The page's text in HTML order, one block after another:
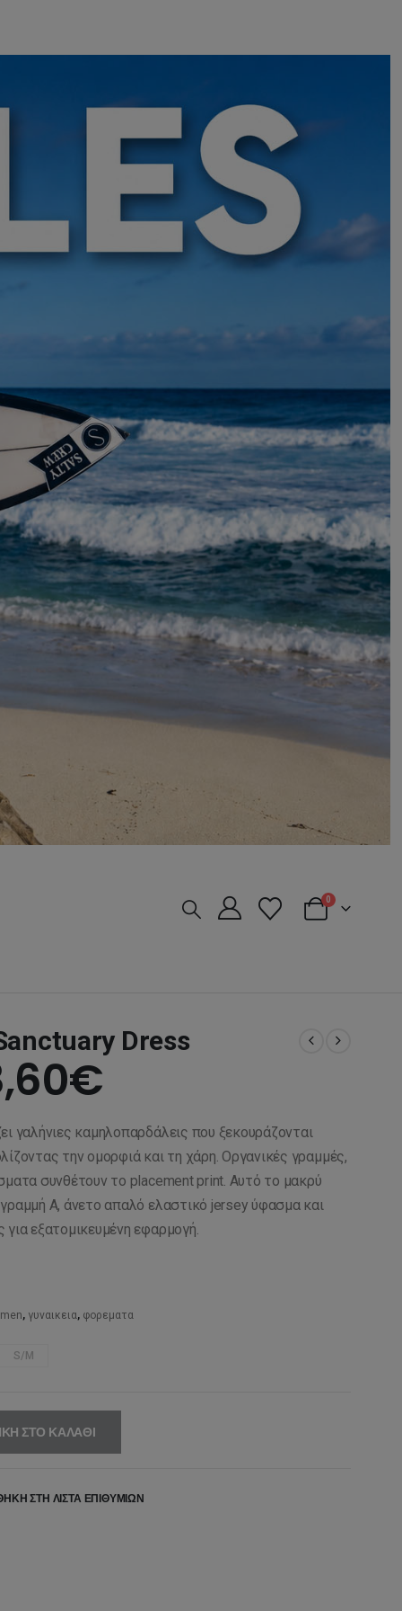
0
Dress
€
τρέχουσα
τιμή
είναι:
68,60€.
γαλήνιες καμηλοπαρδάλεις που ξεκουράζονται
την ομορφιά και τη χάρη. Οργανικές γραμμές,
συνθέτουν το placement print. Αυτό το μακρύ
Α, άνετο απαλό ελαστικό jersey ύφασμα και
εξατομικευμένη εφαρμογή.
, γυναικεια, φορεματα
S/M
ΣΤΟ ΚΑΛΆΘΙ
ΣΤΗ ΛΊΣΤΑ ΕΠΙΘΥΜΙΏΝ